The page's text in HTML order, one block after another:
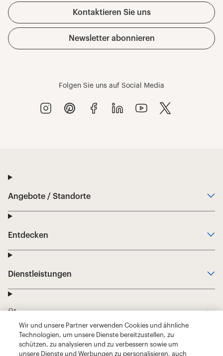
Wir und unsere Partner verwenden Cookies und ähnliche
Technologien, um unsere Dienste bereitzustellen, zu
schützen, zu analysieren und zu verbessern sowie um
unsere Dienste und Werbungen zu personalisieren, auch